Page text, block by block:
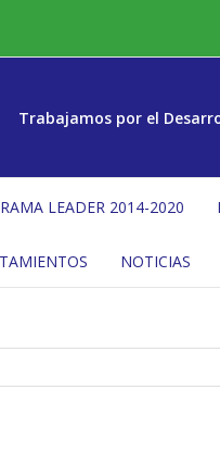
Trabajamos por el
LEADER 2014-2020
NOTICIAS